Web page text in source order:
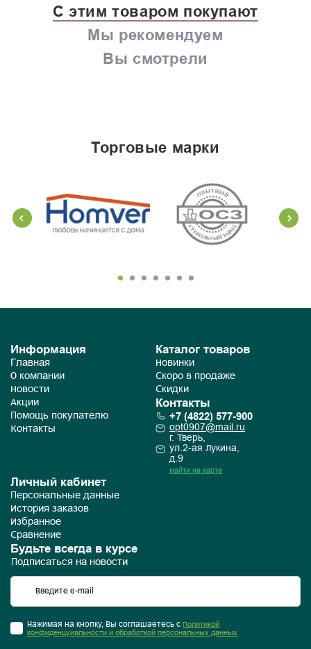
С этим товаром покупают
Мы рекомендуем
Вы смотрели
торговые марки
Информация
Главная
О компании
Новости
Акции
Помощь покупателю
Контакты
Каталог товаров
Новинки
Скоро в продаже
Скидки
Контакты
+7 (4822) 577-900
opt0907@mail.ru
г. Тверь,
ул.2-ая Лукина,
д.9
Найти на карте
Личный кабинет
Персональные данные
История заказов
Избранное
Сравнение
Будьте всегда в курсе
Подписаться на новости
Нажимая на кнопку, Вы соглашаетесь с Политикой
конфиденцуиальности и обработкой персональных данных